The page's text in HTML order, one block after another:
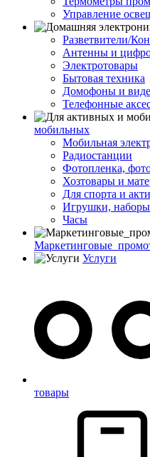
Управление
Разветвители/
Антенны и
Электротовары
Бытовая техника
Домофоны и
Телефонные
мобильных
Мобильная
Радиостанции
Фотопленка,
Хозтовары и
Для спорта и
Игрушки, наборы
Часы
Услуги
товары